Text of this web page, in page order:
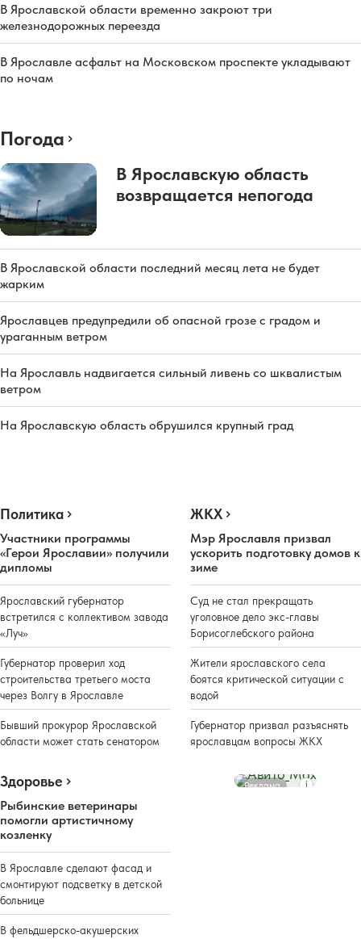
В Ярославской области временно закроют три
железнодорожных переезда
В Ярославле асфальт на Московском проспекте укладывают
по ночам
Погода
В Ярославскую область
возвращается непогода
В Ярославской области последний месяц лета не будет
жарким
Ярославцев предупредили об опасной грозе с градом и
ураганным ветром
На Ярославль надвигается сильный ливень со шквалистым
ветром
На Ярославскую область обрушился крупный град
Политика
Участники программы
«Герои Ярославии» получили
дипломы
Ярославский губернатор
встретился с коллективом завода
«Луч»
Губернатор проверил ход
строительства третьего моста
через Волгу в Ярославле
Бывший прокурор Ярославской
области может стать сенатором
ЖКХ
Мэр Ярославля призвал
ускорить подготовку домов к
зиме
Суд не стал прекращать
уголовное дело экс-главы
Борисоглебского района
Жители ярославского села
боятся критической ситуации с
водой
Губернатор призвал разъяснять
ярославцам вопросы ЖКХ
Здоровье
Рыбинские ветеринары
помогли артистичному
козленку
В Ярославле сделают фасад и
смонтируют подсветку в детской
больнице
В фельдшерско-акушерских
Реклама